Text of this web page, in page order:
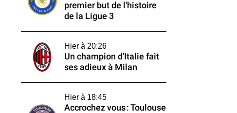
premier but de l'histoire
de la Ligue 3
Hier à 20:26
Un champion d'Italie fait
ses adieux à Milan
Hier à 18:45
Accrochez vous : Toulouse